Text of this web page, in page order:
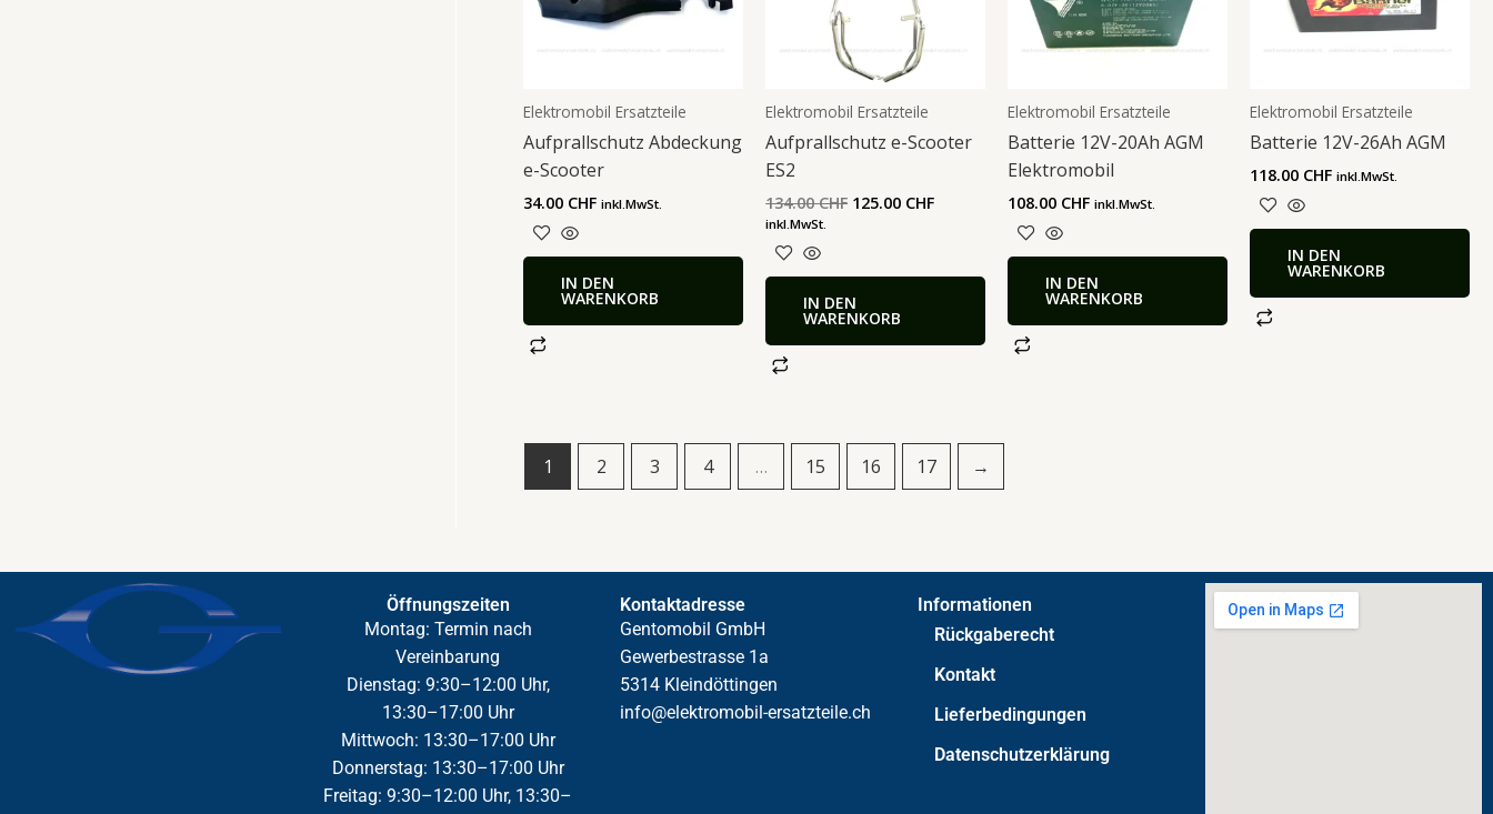
Elektromobil Ersatzteile
Aufprallschutz Abdeckung
e-Scooter
34.00 CHF inkl.MwSt.
IN DEN
WARENKORB
Elektromobil Ersatzteile
Aufprallschutz e-Scooter
ES2
134.00CHF 125.00 CHF
inkl.MwSt.
IN DEN
WARENKORB
Elektromobil Ersatzteile
Batterie 12V-20Ah AGM
Elektromobil
108.00 CHF inkl.MwSt.
IN DEN
WARENKORB
Elektromobil Ersatzteile
Batterie 12V-26Ah AGM
118.00 CHF inkl.MwSt.
IN DEN
WARENKORB
1 2 3 4 … 15 16 17 →
Öffnungszeiten
Montag: Termin nach
Vereinbarung
Dienstag: 9:30–12:00 Uhr,
13:30–17:00 Uhr
Mittwoch: 13:30–17:00 Uhr
Donnerstag: 13:30–17:00 Uhr
Freitag: 9:30–12:00 Uhr, 13:30–
Kontaktadresse
Gentomobil GmbH
Gewerbestrasse 1a
5314 Kleindöttingen
info@elektromobil-ersatzteile.ch
Informationen
Rückgaberecht
Kontakt
Lieferbedingungen
Datenschutzerklärung